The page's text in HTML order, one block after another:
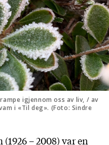
igjennom oss av liv, / av
i «Til deg». (Foto: Sindre
– 2008) var en